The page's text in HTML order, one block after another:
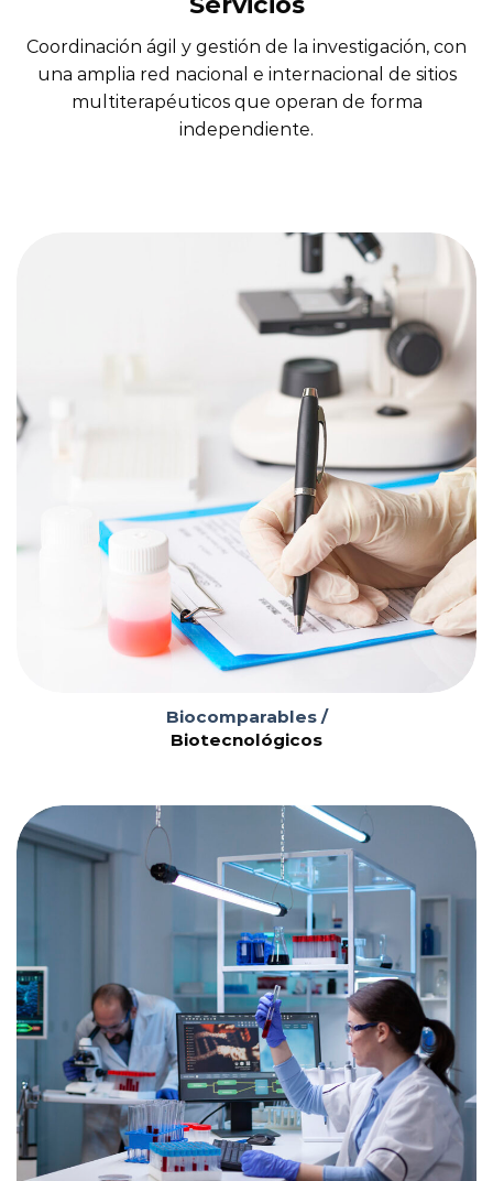
Dispositivos Médicos:
Evaluación de Desempeño
CONOCE NUESTROS SERVICIOS
Servicios
Coordinación ágil y gestión de la investigación, con
una amplia red nacional e internacional de sitios
multiterapéuticos que operan de forma
independiente.